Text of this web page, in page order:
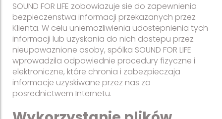
SOUND FOR LIFE zobowiazuje sie do zapewnienia
bezpieczenstwa informacji przekazanych przez
Klienta. W celu uniemozliwienia udostepnienia tych
informacji lub uzyskania do nich dostepu przez
nieupowaznione osoby, spólka SOUND FOR LIFE
wprowadzila odpowiednie procedury fizyczne i
elektroniczne, które chronia i zabezpieczaja
informacje uzyskiwane przez nas za
posrednictwem Internetu.